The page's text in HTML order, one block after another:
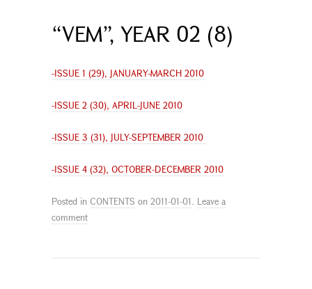
“VEM”, YEAR 02 (8)
-ISSUE 1 (29), JANUARY-MARCH 2010
-ISSUE 2 (30), APRIL-JUNE 2010
-ISSUE 3 (31), JULY-SEPTEMBER 2010
-ISSUE 4 (32), OCTOBER-DECEMBER 2010
Posted in CONTENTS on 2011-01-01. Leave a
comment